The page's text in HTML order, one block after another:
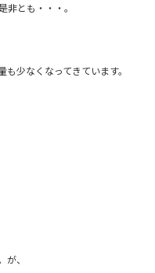
とも・・・。
少なくなってきています。
、